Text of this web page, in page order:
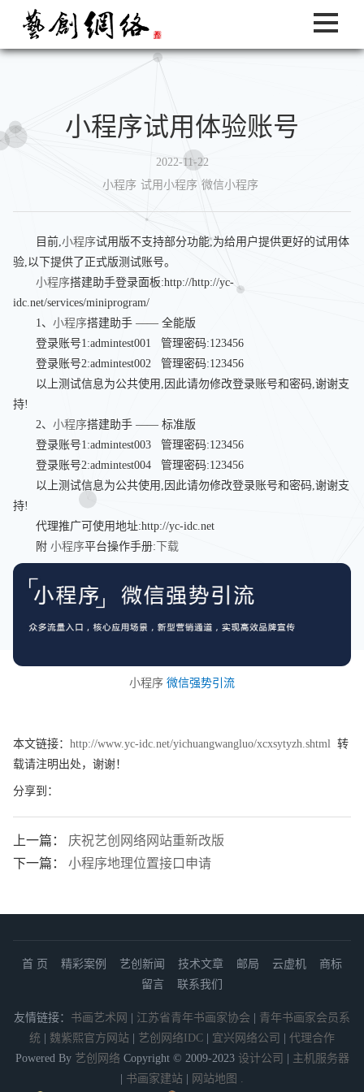
小程序试用体验账号
2022-11-22
小程序 试用小程序 微信小程序
目前,小程序试用版不支持部分功能,为给用户提供更好的试用体
验,以下提供了正式版测试账号。
小程序搭建助手登录面板:http://http://yc-
idc.net/services/miniprogram/
1、 小程序搭建助手 —— 全能版
登录账号1:admintest001 管理密码:123456
登录账号2:admintest002 管理密码:123456
以上测试信息为公共使用,因此请勿修改登录账号和密码,谢谢支
持!
2、 小程序搭建助手 —— 标准版
登录账号1:admintest003 管理密码:123456
登录账号2:admintest004 管理密码:123456
以上测试信息为公共使用,因此请勿修改登录账号和密码,谢谢支
持!
代理推广可使用地址:http://yc-idc.net
附 小程序平台操作手册: 下载
小程序 微信强势引流
本文链接： http://www.yc-idc.net/yichuangwangluo/xcxsytyzh.shtml 转
载请注明出处，谢谢！
分享到：
上一篇： 庆祝艺创网络网站重新改版
下一篇： 小程序地理位置接口申请
首 页 精彩案例 艺创新闻 技术文章 邮局 云虚机
商标
留言
联系我们
友情链接： 书画艺术网 江苏省青年书画家协会
青年书画家会员系
统
魏紫熙官方网站 艺创网络IDC 宜兴网络公司
代理合作
Powered By 艺创网络 Copyright © 2009-2023 设计公司
主机服务器
书画家建站 网站地图